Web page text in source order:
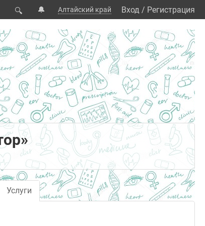
🔍 🔔 Алтайский край Вход / Регистрация
Услуги